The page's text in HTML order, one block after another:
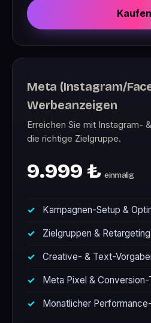
Kaufen
Meta (Instagram/
Werbeanzeigen
Erreichen Sie mit Instagram-
die richtige Zielgruppe.
9.999 ₺ einmalig
Kampagnen-Setup &
Zielgruppen & Retargeting
Creative- & Text-
Meta Pixel & Conversion-
Monatlicher